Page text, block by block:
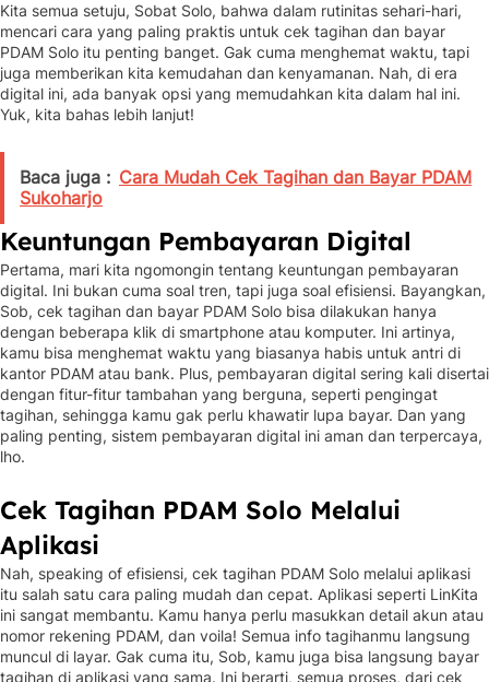
Kita semua setuju, Sobat Solo, bahwa dalam rutinitas sehari-hari,
mencari cara yang paling praktis untuk cek tagihan dan bayar
PDAM Solo itu penting banget. Gak cuma menghemat waktu, tapi
juga memberikan kita kemudahan dan kenyamanan. Nah, di era
digital ini, ada banyak opsi yang memudahkan kita dalam hal ini.
Yuk, kita bahas lebih lanjut!
Baca juga : Cara Mudah Cek Tagihan dan Bayar PDAM
Sukoharjo
Keuntungan Pembayaran Digital
Pertama, mari kita ngomongin tentang keuntungan pembayaran
digital. Ini bukan cuma soal tren, tapi juga soal efisiensi. Bayangkan,
Sob, cek tagihan dan bayar PDAM Solo bisa dilakukan hanya
dengan beberapa klik di smartphone atau komputer. Ini artinya,
kamu bisa menghemat waktu yang biasanya habis untuk antri di
kantor PDAM atau bank. Plus, pembayaran digital sering kali disertai
dengan fitur-fitur tambahan yang berguna, seperti pengingat
tagihan, sehingga kamu gak perlu khawatir lupa bayar. Dan yang
paling penting, sistem pembayaran digital ini aman dan terpercaya,
lho.
Cek Tagihan PDAM Solo Melalui
Aplikasi
Nah, speaking of efisiensi, cek tagihan PDAM Solo melalui aplikasi
itu salah satu cara paling mudah dan cepat. Aplikasi seperti LinKita
ini sangat membantu. Kamu hanya perlu masukkan detail akun atau
nomor rekening PDAM, dan voila! Semua info tagihanmu langsung
muncul di layar. Gak cuma itu, Sob, kamu juga bisa langsung bayar
tagihan di aplikasi yang sama. Ini berarti, semua proses, dari cek